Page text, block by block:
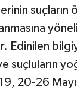
suçların
Edinilen
suçluların
20-26